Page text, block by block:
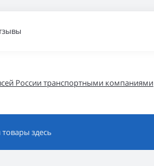
России транспортными компаниями